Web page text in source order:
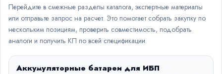
Перейдите в смежные разделы каталога, экспертные материалы
или отправьте запрос на расчет. Это помогает собрать закупку по
нескольким позициям, проверить совместимость, подобрать
аналоги и получить КП по всей спецификации.
Аккумуляторные батареи для ИБП